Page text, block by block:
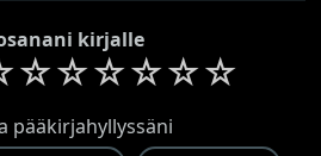
kirjalle
☆☆☆☆☆☆
pääkirjahyllyssäni